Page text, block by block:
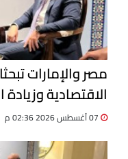
مصر والإمارات
الاقتصادية وزيادة
التجاري